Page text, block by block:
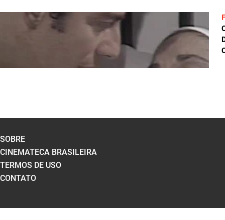
SOBRE
CINEMATECA BRASILEIRA
TERMOS DE USO
CONTATO